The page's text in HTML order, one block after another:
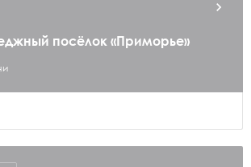
посёлок «Приморье»